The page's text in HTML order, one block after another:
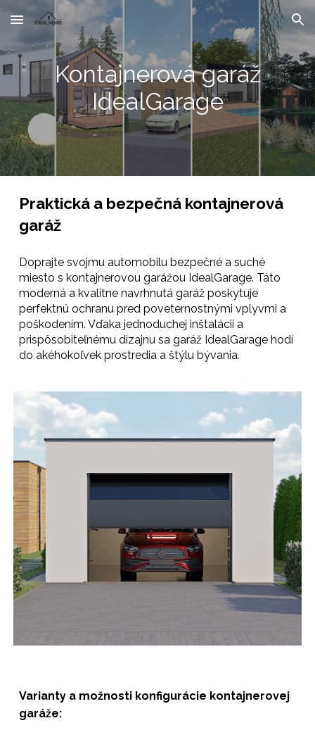
Skip to main content Skip to navigation
Kontajnerová garáž
IdealGarage
Praktická a bezpečná kontajnerová
garáž
Doprajte svojmu automobilu bezpečné a suché
miesto s kontajnerovou garážou IdealGarage. Táto
moderná a kvalitne navrhnutá garáž poskytuje
perfektnú ochranu pred poveternostnými vplyvmi a
poškodením. Vďaka jednoduchej inštalácii a
prispôsobiteľnému dizajnu sa garáž IdealGarage hodí
do akéhokoľvek prostredia a štýlu bývania.
Varianty a možnosti konfigurácie kontajnerovej
garáže: